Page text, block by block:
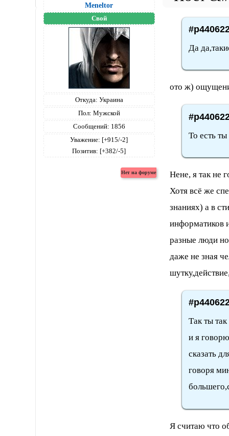
Meneltоr
Свой
Откуда: Украина
Пол: Мужской
Сообщений: 1856
Уважение: [+915/-2]
Позитив: [+382/-5]
Да
ото ж)
То есть
Нене, я так не
Хотя всё же
знаниях) а в
информатиков
разные люди
даже не зная
Так ты
и я
сказать
говоря
Я считаю что